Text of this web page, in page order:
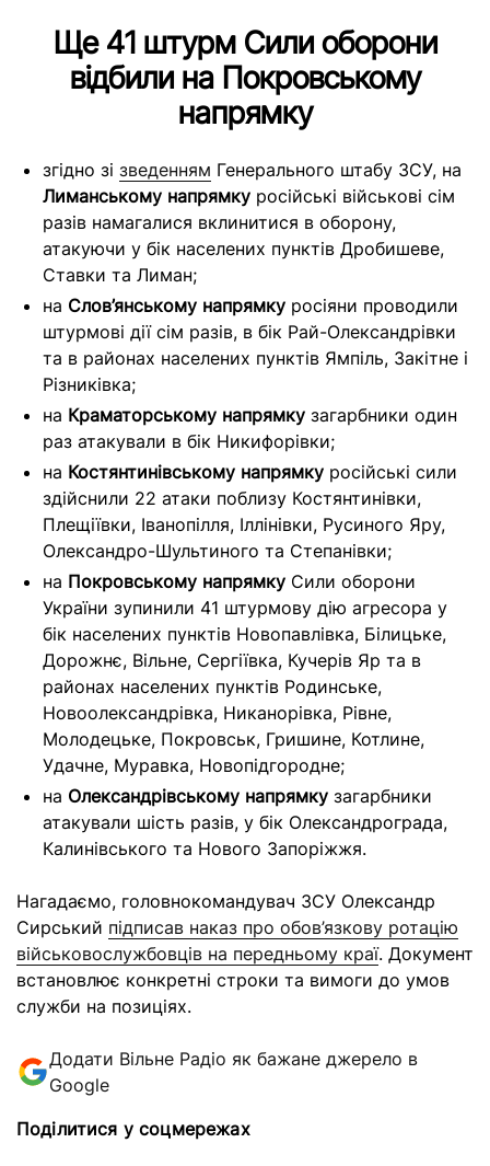
Ще 41 штурм Сили оборони
відбили на Покровському
напрямку
згідно зі зведенням Генерального штабу ЗСУ, на
Лиманському напрямку російські військові сім
разів намагалися вклинитися в оборону,
атакуючи у бік населених пунктів Дробишеве,
Ставки та Лиман;
на Слов’янському напрямку росіяни проводили
штурмові дії сім разів, в бік Рай-Олександрівки
та в районах населених пунктів Ямпіль, Закітне і
Різниківка;
на Краматорському напрямку загарбники один
раз атакували в бік Никифорівки;
на Костянтинівському напрямку російські сили
здійснили 22 атаки поблизу Костянтинівки,
Плещіївки, Іванопілля, Іллінівки, Русиного Яру,
Олександро-Шультиного та Степанівки;
на Покровському напрямку Сили оборони
України зупинили 41 штурмову дію агресора у
бік населених пунктів Новопавлівка, Білицьке,
Дорожнє, Вільне, Сергіївка, Кучерів Яр та в
районах населених пунктів Родинське,
Новоолександрівка, Никанорівка, Рівне,
Молодецьке, Покровськ, Гришине, Котлине,
Удачне, Муравка, Новопідгородне;
на Олександрівському напрямку загарбники
атакували шість разів, у бік Олександрограда,
Калинівського та Нового Запоріжжя.
Нагадаємо, головнокомандувач ЗСУ Олександр
Сирський підписав наказ про обов’язкову ротацію
військовослужбовців на передньому краї. Документ
встановлює конкретні строки та вимоги до умов
служби на позиціях.
Додати Вільне Радіо як бажане джерело в
Google
Поділитися у соцмережах